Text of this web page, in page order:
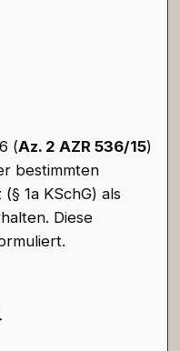
(Az. 2 AZR 536/15)
bestimmten
1a KSchG) als
Diese